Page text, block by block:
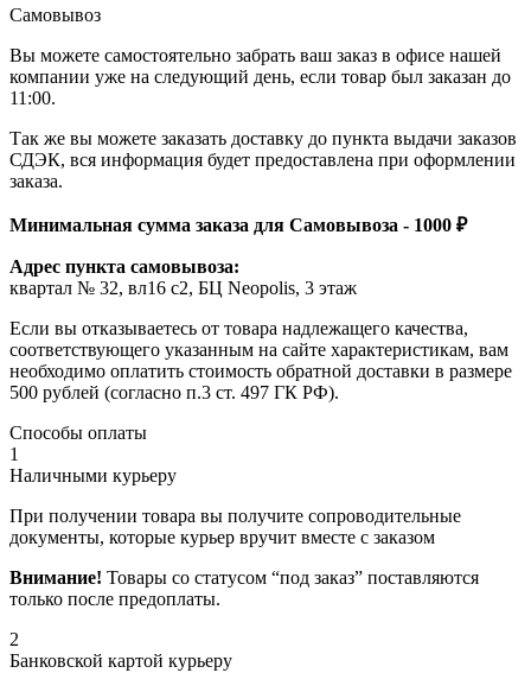
Самовывоз
Вы можете самостоятельно забрать ваш заказ в офисе нашей
компании уже на следующий день, если товар был заказан до
11:00.
Так же вы можете заказать доставку до пункта выдачи заказов
СДЭК, вся информация будет предоставлена при оформлении
заказа.
Минимальная сумма заказа для Самовывоза - 1000 ₽
Адрес пункта самовывоза:
квартал № 32, вл16 с2, БЦ Neopolis, 3 этаж
Если вы отказываетесь от товара надлежащего качества,
соответствующего указанным на сайте характеристикам, вам
необходимо оплатить стоимость обратной доставки в размере
500 рублей (согласно п.3 ст. 497 ГК РФ).
Способы оплаты
1
Наличными курьеру
При получении товара вы получите сопроводительные
документы, которые курьер вручит вместе с заказом
Внимание! Товары со статусом “под заказ” поставляются
только после предоплаты.
2
Банковской картой курьеру